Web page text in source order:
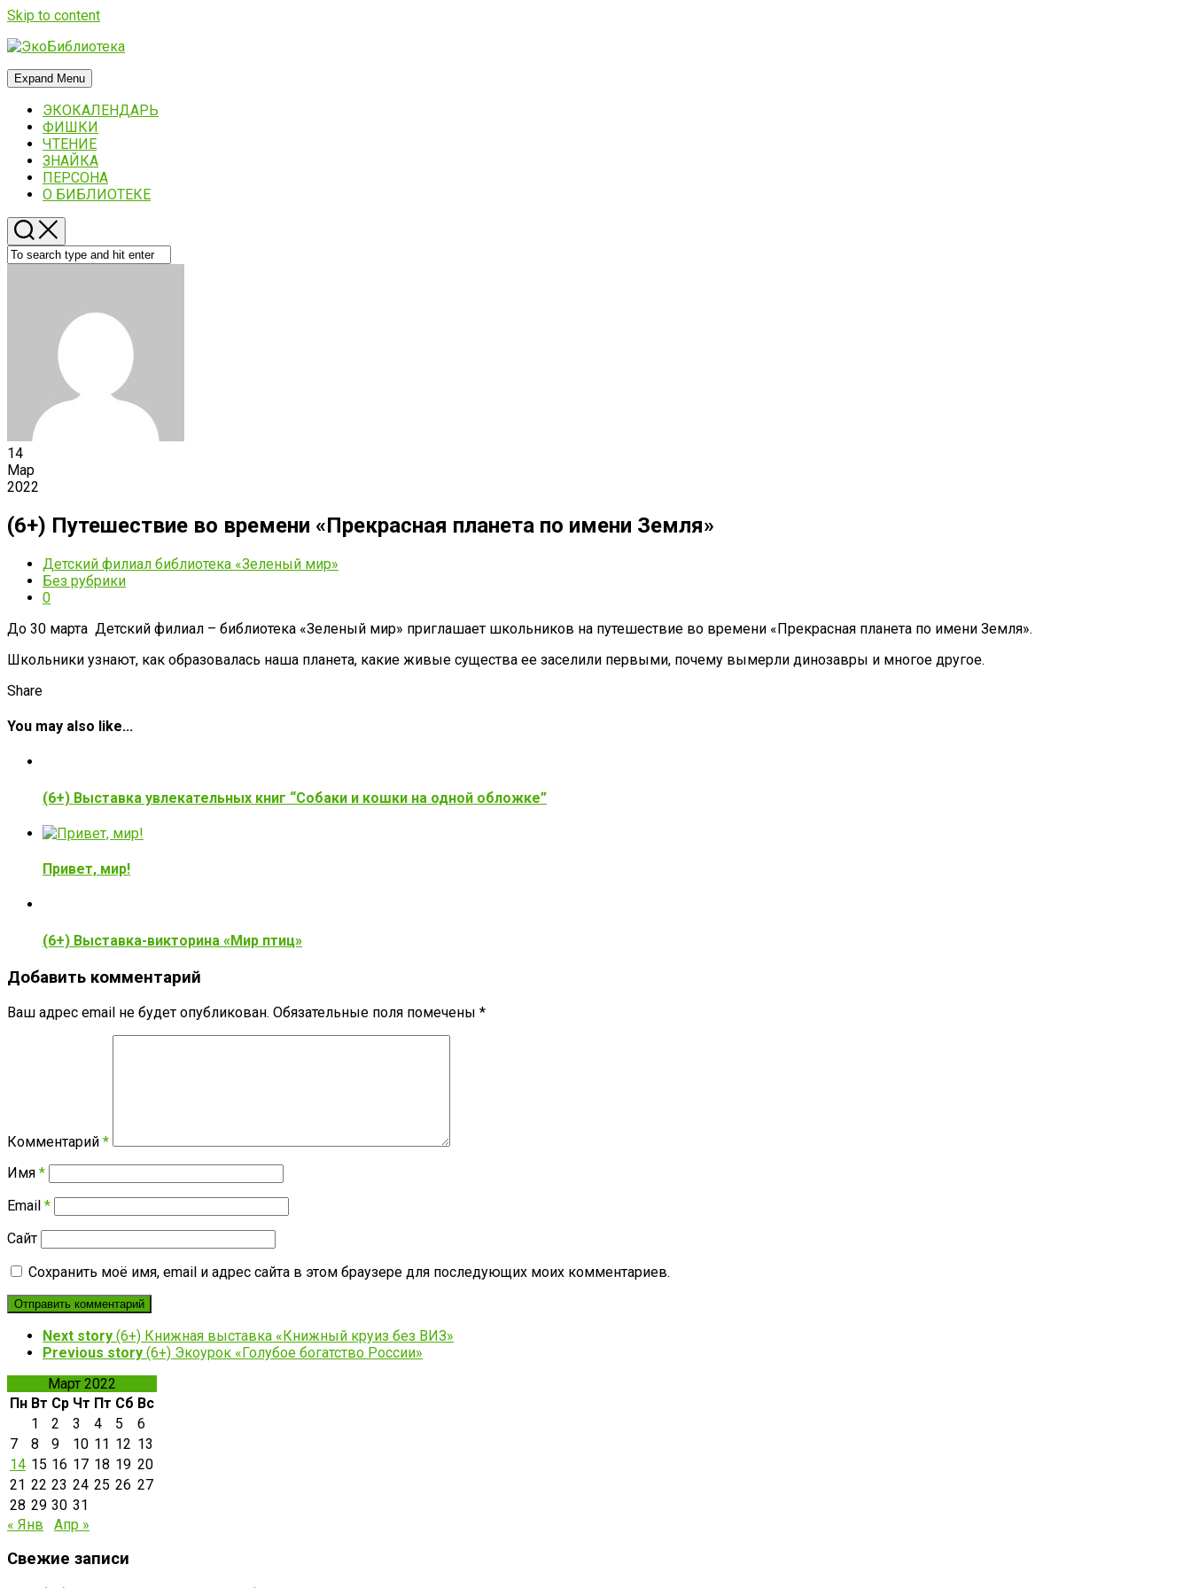
Skip to content
Expand Menu
ЭКОКАЛЕНДАРЬ
ФИШКИ
ЧТЕНИЕ
ЗНАЙКА
ПЕРСОНА
О БИБЛИОТЕКЕ
14
Мар
2022
(6+) Путешествие во времени «Прекрасная планета по имени Земля»
Детский филиал библиотека «Зеленый мир»
Без рубрики
0
До 30 марта Детский филиал – библиотека «Зеленый мир» приглашает школьников на путешествие во времени «Прекрасная планета по имени Земля».
Школьники узнают, как образовалась наша планета, какие живые существа ее заселили первыми, почему вымерли динозавры и многое другое.
Share
You may also like...
(6+) Выставка увлекательных книг “Собаки и кошки на одной обложке”
Привет, мир!
(6+) Выставка-викторина «Мир птиц»
Добавить комментарий
Ваш адрес email не будет опубликован. Обязательные поля помечены *
Комментарий *
Имя *
Email *
Сайт
Сохранить моё имя, email и адрес сайта в этом браузере для последующих моих комментариев.
Next story (6+) Книжная выставка «Книжный круиз без ВИЗ»
Previous story (6+) Экоурок «Голубое богатство России»
Март 2022
Пн Вт Ср Чт Пт Сб Вс
1
2 3 4 5
6
7
8 9 10 11 12 13
14 15 16 17 18 19 20
21 22 23 24 25 26 27
28 29 30 31
« Янв
Апр »
Свежие записи